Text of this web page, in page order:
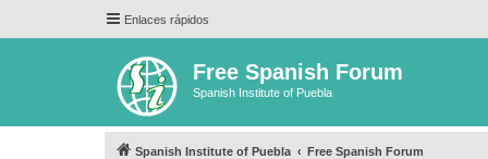
Enlaces rápidos
Free Spanish Forum
Spanish Institute of Puebla
Spanish Institute of Puebla Free Spanish Forum